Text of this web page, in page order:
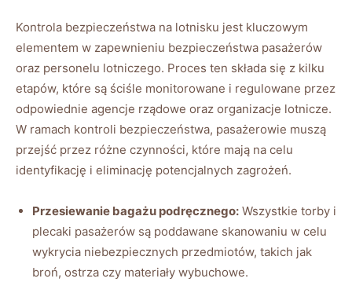
Kontrola bezpieczeństwa​ na lotnisku jest kluczowym
elementem w zapewnieniu bezpieczeństwa pasażerów
oraz personelu lotniczego.‍ Proces ⁢ten składa się z‍ kilku
etapów, które są ściśle monitorowane i regulowane przez
odpowiednie agencje rządowe oraz organizacje lotnicze.
W ramach kontroli bezpieczeństwa, pasażerowie muszą
przejść przez różne czynności, które ‌mają na celu
identyfikację i eliminację potencjalnych zagrożeń.
Przesiewanie bagażu podręcznego: Wszystkie torby i
​plecaki pasażerów są poddawane ⁤skanowaniu w celu
wykrycia niebezpiecznych przedmiotów, takich jak
broń, ostrza czy materiały⁢ wybuchowe.